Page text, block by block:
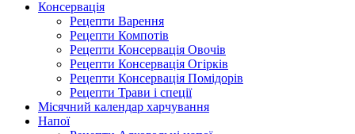
Консервація
Рецепти Варення
Рецепти Компотів
Рецепти Консервація Овочів
Рецепти Консервація Огірків
Рецепти Консервація Помідорів
Рецепти Трави і спеції
Місячний календар харчування
Напої